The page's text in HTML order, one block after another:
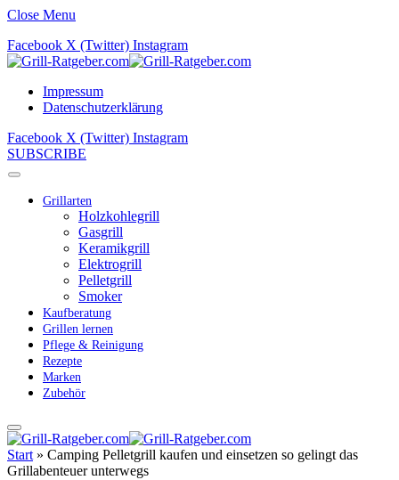
Close Menu
Facebook X (Twitter) Instagram
Impressum
Datenschutzerklärung
Facebook X (Twitter) Instagram
SUBSCRIBE
Grillarten
Holzkohlegrill
Gasgrill
Keramikgrill
Elektrogrill
Pelletgrill
Smoker
Kaufberatung
Grillen lernen
Pflege & Reinigung
Rezepte
Marken
Zubehör
Start » Camping Pelletgrill kaufen und einsetzen so gelingt das
Grillabenteuer unterwegs